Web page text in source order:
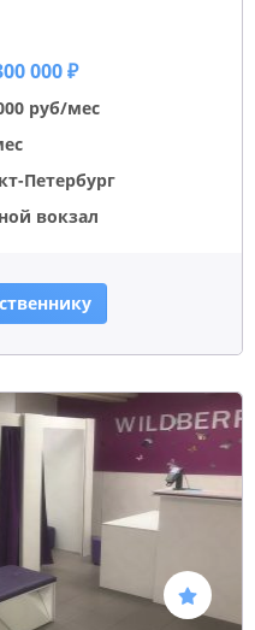
000 ₽
руб/мес
Петербург
вокзал